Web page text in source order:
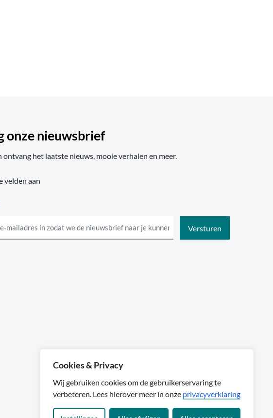
Cookies & Privacy
Wij gebruiken cookies om de gebruikerservaring te
verbeteren. Lees hierover meer in onze privacyverklaring
onze nieuwsbrief
ontvang het laatste nieuws, mooie verhalen en meer.
velden aan
Sylta